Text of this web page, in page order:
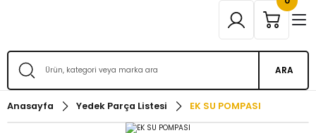
ARA
Anasayfa Yedek Parça Listesi EK SU POMPASI